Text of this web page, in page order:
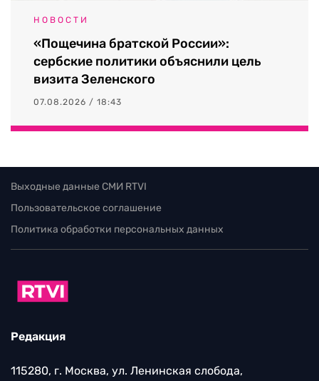
НОВОСТИ
«Пощечина братской России»:
сербские политики объяснили цель
визита Зеленского
07.08.2026 / 18:43
Выходные данные СМИ RTVI
Пользовательское соглашение
Политика обработки персональных данных
Редакция
115280, г. Москва, ул. Ленинская слобода,